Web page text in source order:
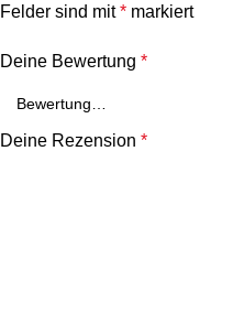
Felder sind mit* markiert
Deine Bewertung *
Deine Rezension *